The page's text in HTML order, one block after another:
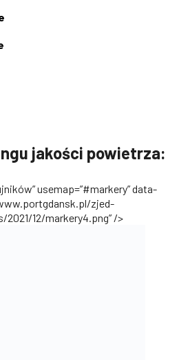
jakości powietrza:
usemap=”#markery” data-
zjed-
12/markery4.png” />